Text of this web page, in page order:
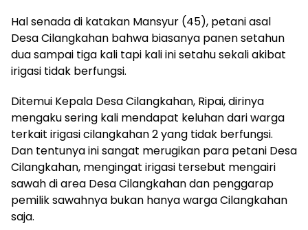
Hal senada di katakan Mansyur (45), petani asal
Desa Cilangkahan bahwa biasanya panen setahun
dua sampai tiga kali tapi kali ini setahu sekali akibat
irigasi tidak berfungsi.
Ditemui Kepala Desa Cilangkahan, Ripai, dirinya
mengaku sering kali mendapat keluhan dari warga
terkait irigasi cilangkahan 2 yang tidak berfungsi.
Dan tentunya ini sangat merugikan para petani Desa
Cilangkahan, mengingat irigasi tersebut mengairi
sawah di area Desa Cilangkahan dan penggarap
pemilik sawahnya bukan hanya warga Cilangkahan
saja.